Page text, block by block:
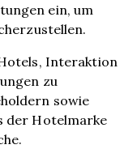
ein, um
Interaktion
zu
sowie
der Hotelmarke